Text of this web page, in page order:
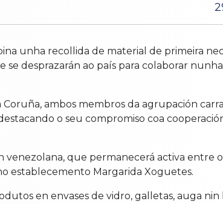
unha recollida de material de primeira
desprazarán ao país para colaborar
ambos membros da agrupación
o seu compromiso coa
venezolana, que permanecerá activa entre
establecemento Margarida Xoguetes.
en envases de vidro, galletas, auga